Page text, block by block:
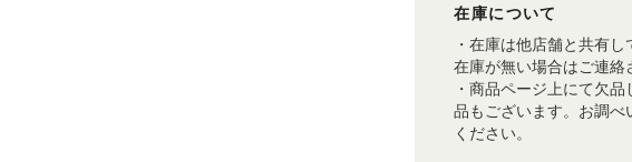
在庫について
・在庫は他店舗と共有
在庫が無い場合はご連絡
・商品ページ上にて欠
品もございます。お調
ください。